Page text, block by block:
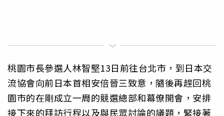
桃園市長參選人林智堅13日前往台北市，到日本交
流協會向前日本首相安倍晉三致意，隨後再趕回桃
園市的在剛成立一周的競選總部和幕僚開會，安排
接下來的拜訪行程以及與民眾討論的議題，緊接著